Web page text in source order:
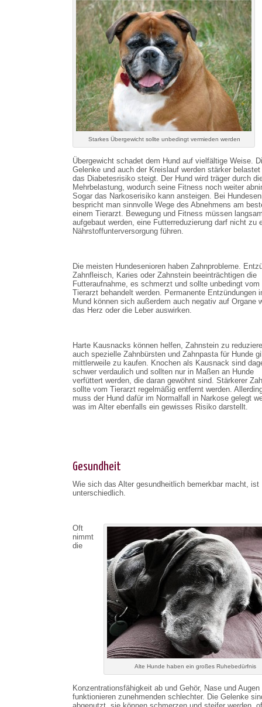
Starkes Übergewicht sollte unbedingt vermieden werden
Übergewicht schadet dem Hund auf vielfältige Weise.
Gelenke und auch der Kreislauf werden stärker belastet
das Diabetesrisiko steigt. Der Hund wird träger durch
Mehrbelastung, wodurch seine Fitness noch weiter
Sogar das Narkoserisiko kann ansteigen. Bei
bespricht man sinnvolle Wege des Abnehmens am
einem Tierarzt. Bewegung und Fitness müssen
aufgebaut werden, eine Futterreduzierung darf nicht zu
Nährstoffunterversorgung führen.
Die meisten Hundesenioren haben Zahnprobleme.
Zahnfleisch, Karies oder Zahnstein beeinträchtigen die
Futteraufnahme, es schmerzt und sollte unbedingt vom
Tierarzt behandelt werden. Permanente Entzündungen
Mund können sich außerdem auch negativ auf Organe
das Herz oder die Leber auswirken.
Harte Kausnacks können helfen, Zahnstein zu
auch spezielle Zahnbürsten und Zahnpasta für Hunde
mittlerweile zu kaufen. Knochen als Kausnack sind
schwer verdaulich und sollten nur in Maßen an Hunde
verfüttert werden, die daran gewöhnt sind. Stärkerer
sollte vom Tierarzt regelmäßig entfernt werden.
muss der Hund dafür im Normalfall in Narkose gelegt
was im Alter ebenfalls ein gewisses Risiko darstellt.
Gesundheit
Wie sich das Alter gesundheitlich bemerkbar macht, ist
unterschiedlich.
Alte Hunde haben ein großes Ruhebedürfnis
Oft
nimmt
die
Konzentrationsfähigkeit ab und Gehör, Nase und Augen
funktionieren zunehmenden schlechter. Die Gelenke